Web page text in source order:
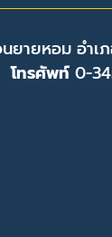
ยายหอม อำ
โทรศัพท์0-